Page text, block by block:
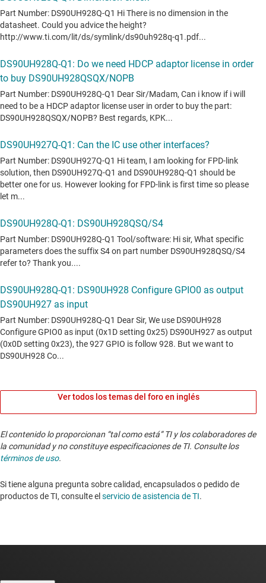
Ver todos los temas del foro en inglés
El contenido lo proporcionan “tal como está” TI y los colaboradores de
la comunidad y no constituye especificaciones de TI. Consulte los
términos de uso.
Si tiene alguna pregunta sobre calidad, encapsulados o pedido de
productos de TI, consulte el servicio de asistencia de TI. ​​​​​​​​​​​​​​